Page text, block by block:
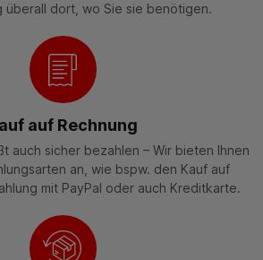
überall dort, wo Sie sie benötigen.
auf Rechnung
auch sicher bezahlen – Wir bieten Ihnen
an, wie bspw. den Kauf auf
mit PayPal oder auch Kreditkarte.